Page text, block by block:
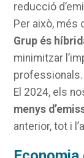
reducció
Per això, més
Grup és
minimitzar
professionals.
El 2024, els
menys
anterior, tot i